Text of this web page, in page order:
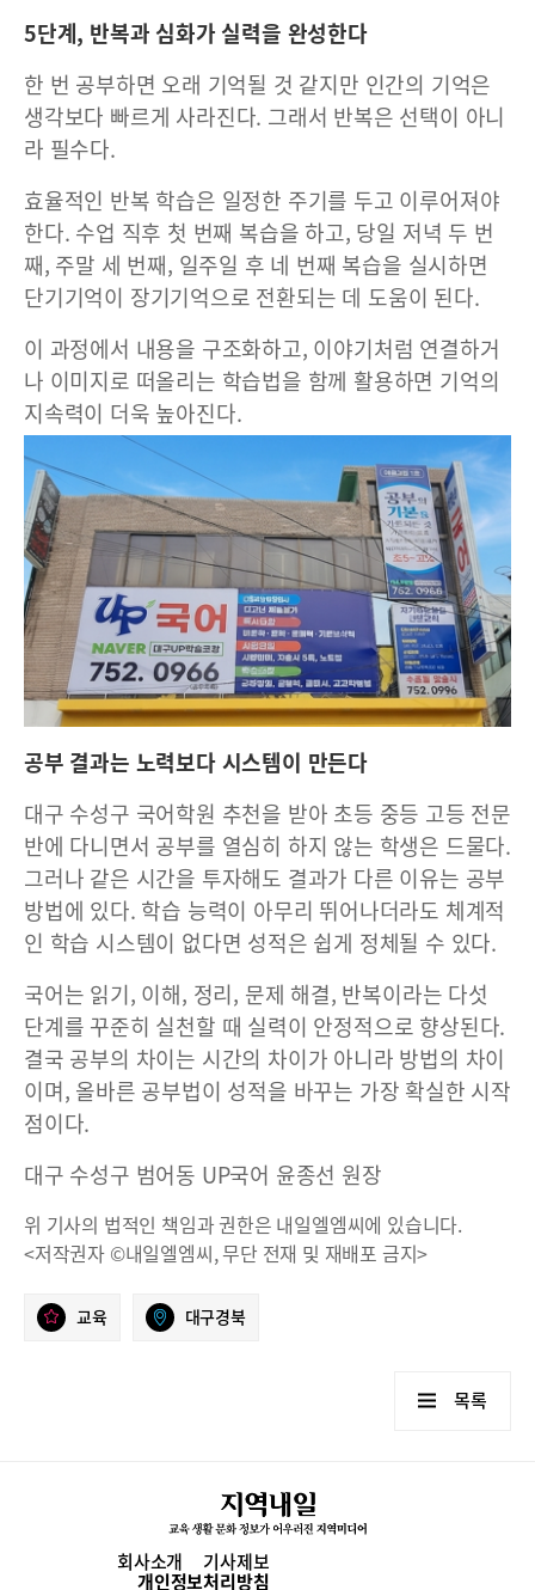
5단계, 반복과 심화가 실력을 완성한다
한 번 공부하면 오래 기억될 것 같지만 인간의 기억은
생각보다 빠르게 사라진다. 그래서 반복은 선택이 아니
라 필수다.
효율적인 반복 학습은 일정한 주기를 두고 이루어져야
한다. 수업 직후 첫 번째 복습을 하고, 당일 저녁 두 번
째, 주말 세 번째, 일주일 후 네 번째 복습을 실시하면
단기기억이 장기기억으로 전환되는 데 도움이 된다.
이 과정에서 내용을 구조화하고, 이야기처럼 연결하거
나 이미지로 떠올리는 학습법을 함께 활용하면 기억의
지속력이 더욱 높아진다.
공부 결과는 노력보다 시스템이 만든다
대구 수성구 국어학원 추천을 받아 초등 중등 고등 전문
반에 다니면서 공부를 열심히 하지 않는 학생은 드물다.
그러나 같은 시간을 투자해도 결과가 다른 이유는 공부
방법에 있다. 학습 능력이 아무리 뛰어나더라도 체계적
인 학습 시스템이 없다면 성적은 쉽게 정체될 수 있다.
국어는 읽기, 이해, 정리, 문제 해결, 반복이라는 다섯
단계를 꾸준히 실천할 때 실력이 안정적으로 향상된다.
결국 공부의 차이는 시간의 차이가 아니라 방법의 차이
이며, 올바른 공부법이 성적을 바꾸는 가장 확실한 시작
점이다.
대구 수성구 범어동 UP국어 윤종선 원장
위 기사의 법적인 책임과 권한은 내일엘엠씨에 있습니다.
<저작권자 ©내일엘엠씨, 무단 전재 및 재배포 금지>
교육 대구경북
목록
회사소개 기사제보
개인정보처리방침